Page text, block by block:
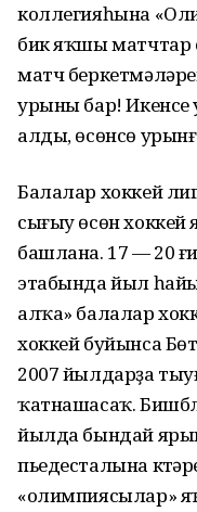
коллегияһына
бик яҡшы матчтар
матч
урыны бар!
алды, өсөнсө
Балалар хоккей
сығыу өсөн
башлана. 17 — 20
этабында йыл
алҡа» балалар
хоккей буйынса
2007 йылдарҙа
ҡатнашасаҡ.
йылда бындай
пьедесталына
«олимпиясылар»